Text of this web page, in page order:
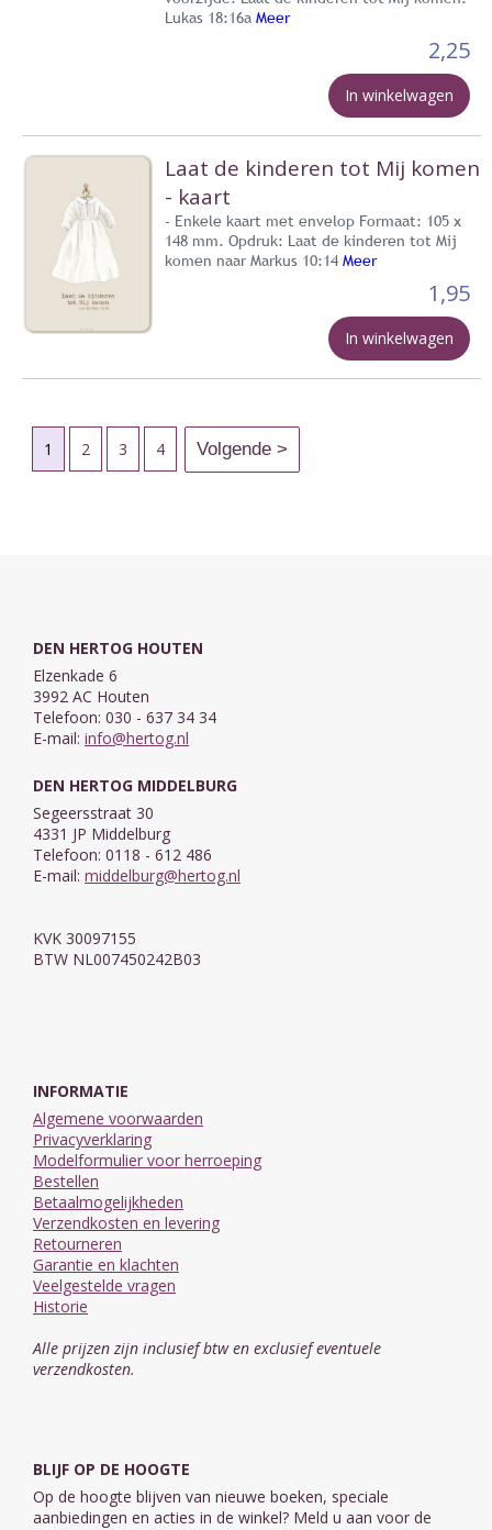
Lukas 18:16a Meer
2,25
In winkelwagen
Laat de kinderen tot Mij komen
- kaart
- Enkele kaart met envelop Formaat: 105 x
148 mm. Opdruk: Laat de kinderen tot Mij
komen naar Markus 10:14 Meer
1,95
In winkelwagen
1 2 3 4
DEN HERTOG HOUTEN
Elzenkade 6
3992 AC Houten
Telefoon: 030 - 637 34 34
E-mail: info@hertog.nl
DEN HERTOG MIDDELBURG
Segeersstraat 30
4331 JP Middelburg
Telefoon: 0118 - 612 486
E-mail: middelburg@hertog.nl
KVK 30097155
BTW NL007450242B03
INFORMATIE
Algemene voorwaarden
Privacyverklaring
Modelformulier voor herroeping
Bestellen
Betaalmogelijkheden
Verzendkosten en levering
Retourneren
Garantie en klachten
Veelgestelde vragen
Historie
Alle prijzen zijn inclusief btw en exclusief eventuele
verzendkosten.
BLIJF OP DE HOOGTE
Op de hoogte blijven van nieuwe boeken, speciale
aanbiedingen en acties in de winkel? Meld u aan voor de